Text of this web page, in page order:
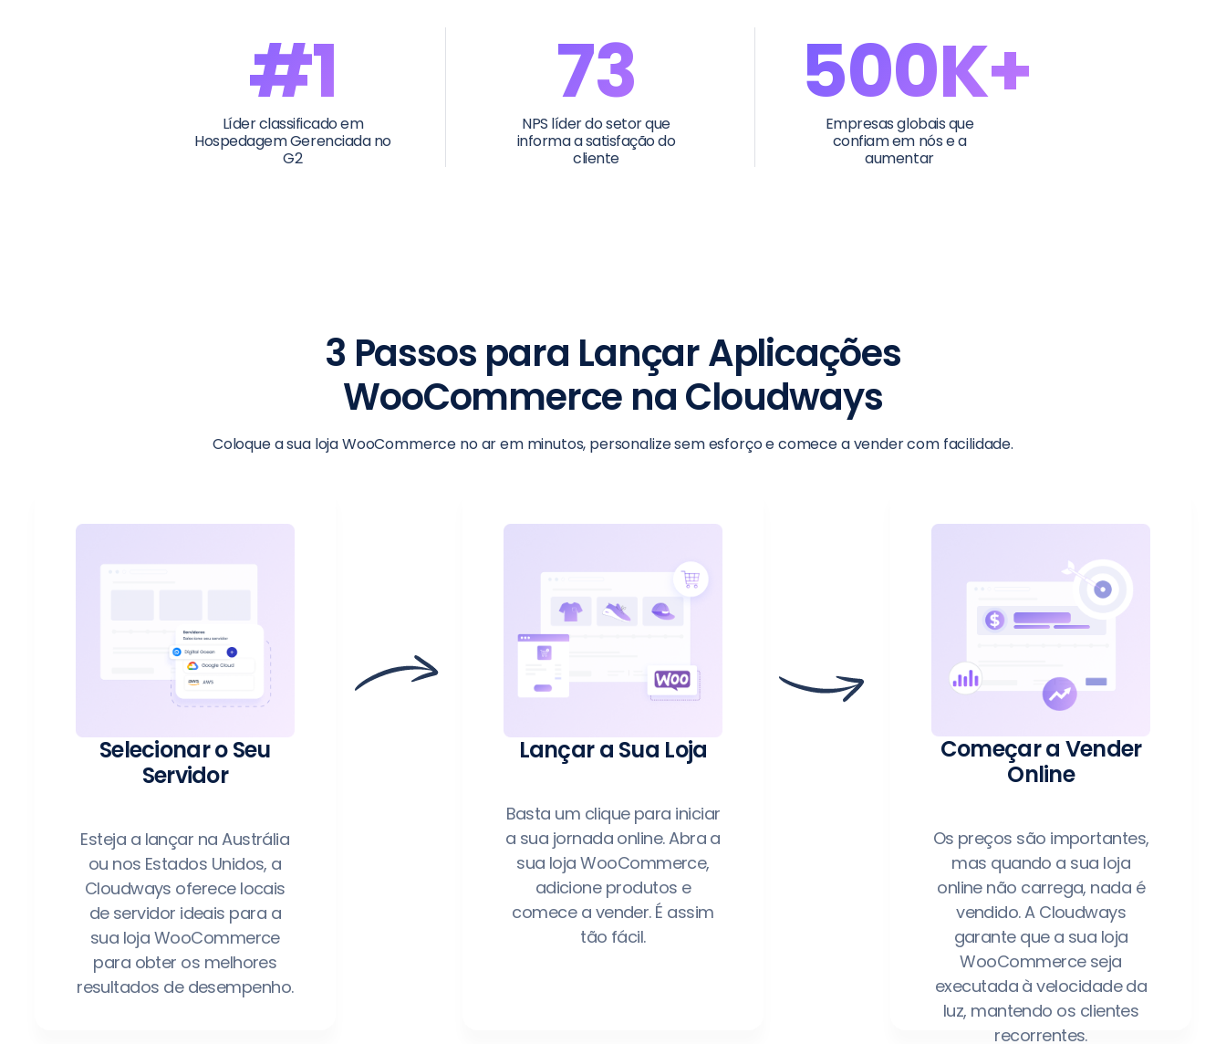
#1
Líder classificado em
Hospedagem Gerenciada no
G2
73
NPS líder do setor que
informa a satisfação do
cliente
500K+
Empresas globais que
confiam em nós e a
aumentar
3 Passos para Lançar Aplicações
WooCommerce na Cloudways
Coloque a sua loja WooCommerce no ar em minutos, personalize sem esforço e comece a vender com facilidade.
Selecionar o Seu
Servidor
Esteja a lançar na Austrália
ou nos Estados Unidos, a
Cloudways oferece locais
de servidor ideais para a
sua loja WooCommerce
para obter os melhores
resultados de desempenho.
Lançar a Sua Loja
Basta um clique para iniciar
a sua jornada online. Abra a
sua loja WooCommerce,
adicione produtos e
comece a vender. É assim
tão fácil.
Começar a Vender
Online
Os preços são importantes,
mas quando a sua loja
online não carrega, nada é
vendido. A Cloudways
garante que a sua loja
WooCommerce seja
executada à velocidade da
luz, mantendo os clientes
recorrentes.